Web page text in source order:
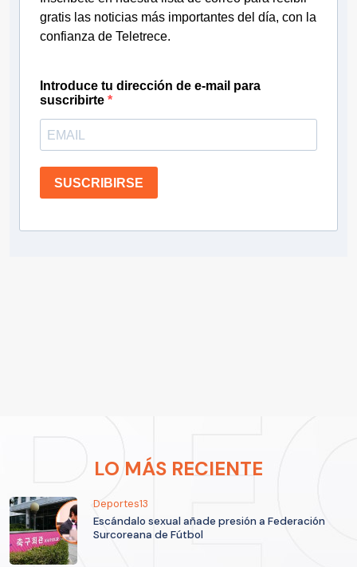
gratis las noticias más importantes del día, con la
confianza de Teletrece.
Introduce tu dirección de e-mail para
suscribirte
SUSCRIBIRSE
LO MÁS RECIENTE
Deportes13
Escándalo sexual añade presión a Federación
Surcoreana de Fútbol